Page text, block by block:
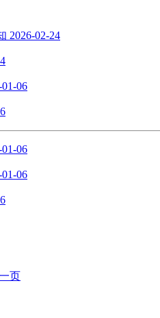
2026-02-24
01-06
01-06
01-06
页